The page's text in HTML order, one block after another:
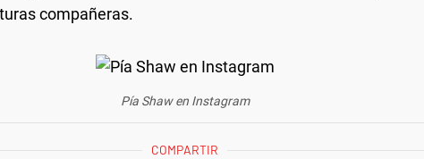
compañeras.
Pía Shaw en Instagram
COMPARTIR